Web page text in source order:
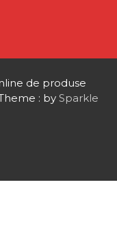
de produse
: by Sparkle